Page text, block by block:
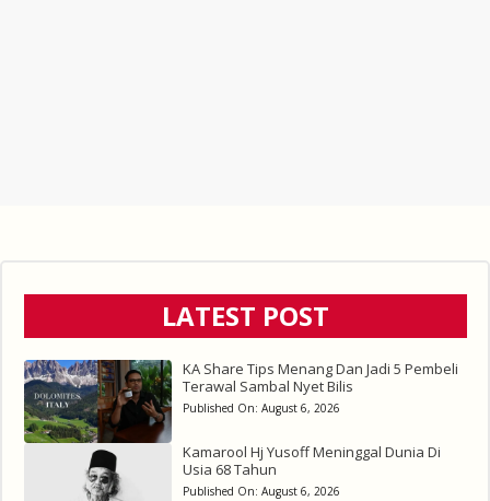
LATEST POST
KA Share Tips Menang Dan Jadi 5 Pembeli
Terawal Sambal Nyet Bilis
Published On: August 6, 2026
Kamarool Hj Yusoff Meninggal Dunia Di
Usia 68 Tahun
Published On: August 6, 2026